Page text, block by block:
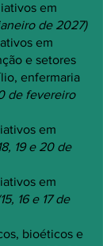
em
de 2027)
em
e setores
enfermaria
de fevereiro
em
19 e 20 de
em
16 e 17 de
bioéticos e